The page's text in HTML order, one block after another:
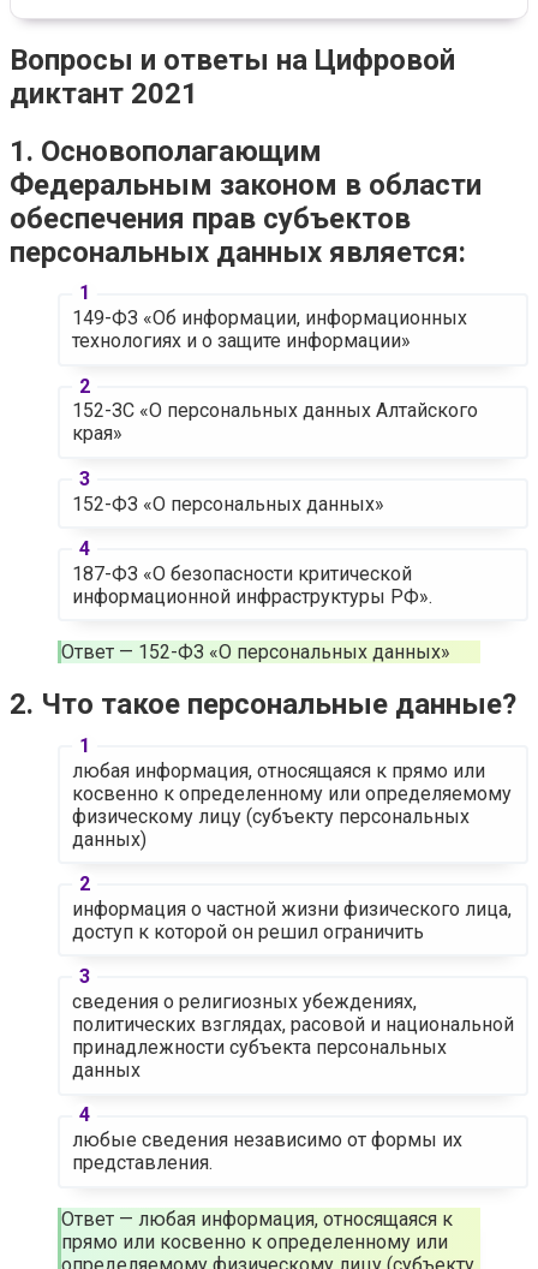
Вопросы и ответы на Цифровой
диктант 2021
1. Основополагающим
Федеральным законом в области
обеспечения прав субъектов
персональных данных является:
149-ФЗ «Об информации, информационных
технологиях и о защите информации»
152-ЗС «О персональных данных Алтайского
края»
152-ФЗ «О персональных данных»
187-ФЗ «О безопасности критической
информационной инфраструктуры РФ».
Ответ — 152-ФЗ «О персональных данных»
2. Что такое персональные данные?
любая информация, относящаяся к прямо или
косвенно к определенному или определяемому
физическому лицу (субъекту персональных
данных)
информация о частной жизни физического лица,
доступ к которой он решил ограничить
сведения о религиозных убеждениях,
политических взглядах, расовой и национальной
принадлежности субъекта персональных
данных
любые сведения независимо от формы их
представления.
Ответ — любая информация, относящаяся к
прямо или косвенно к определенному или